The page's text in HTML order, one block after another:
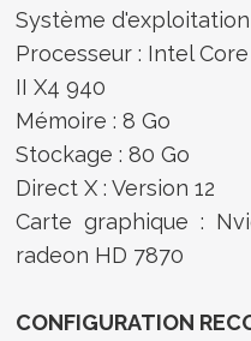
Système
Processeur : Intel
II X4 940
Mémoire : 8 Go
Stockage : 80 Go
Direct X : Version 12
Carte graphique :
radeon HD 7870
CONFIGURATION